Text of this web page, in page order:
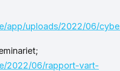
app/uploads/2022/06/
2022/06/rapport-vart-